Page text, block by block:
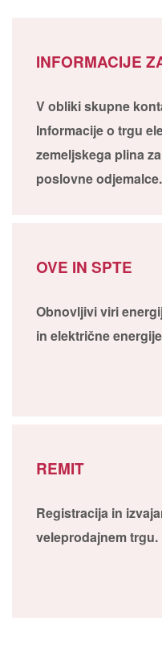
INFORMACIJE
V obliki skupne
Informacije o trgu
zemeljskega plina
poslovne odjemalce.
OVE IN SPTE
Obnovljivi viri
in električne
REMIT
Registracija in
veleprodajnem trgu.